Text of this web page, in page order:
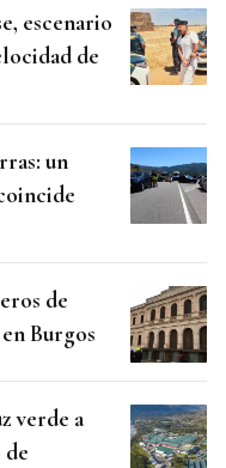
escenario
de
un
de
Burgos
verde a